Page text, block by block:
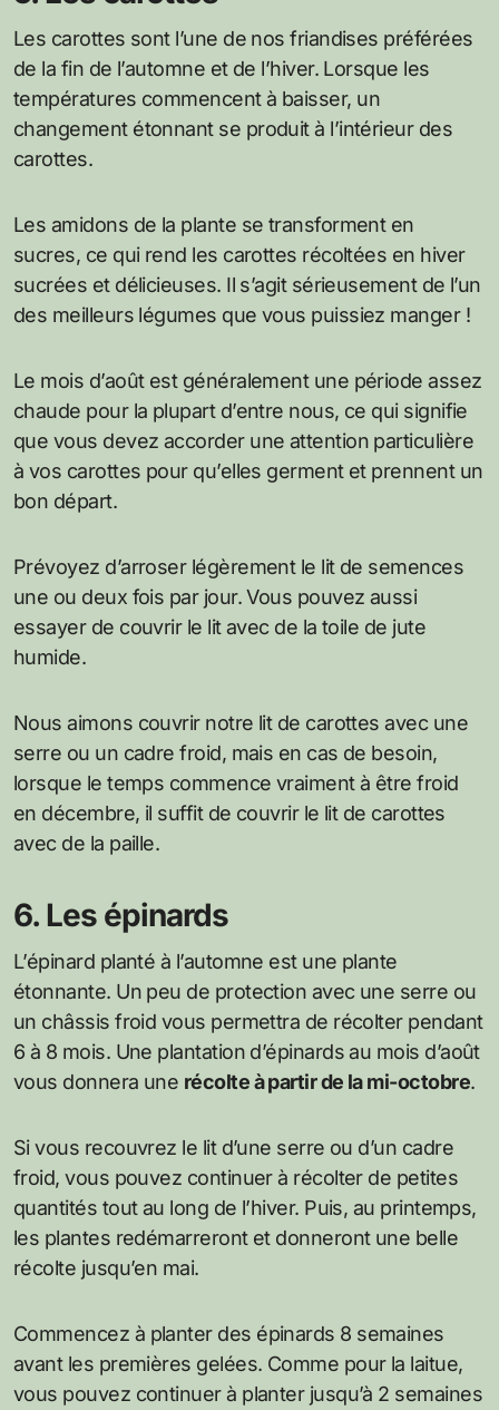
Les carottes sont l’une de nos friandises préférées
de la fin de l’automne et de l’hiver. Lorsque les
températures commencent à baisser, un
changement étonnant se produit à l’intérieur des
carottes.
Les amidons de la plante se transforment en
sucres, ce qui rend les carottes récoltées en hiver
sucrées et délicieuses. Il s’agit sérieusement de l’un
des meilleurs légumes que vous puissiez manger !
Le mois d’août est généralement une période assez
chaude pour la plupart d’entre nous, ce qui signifie
que vous devez accorder une attention particulière
à vos carottes pour qu’elles germent et prennent un
bon départ.
Prévoyez d’arroser légèrement le lit de semences
une ou deux fois par jour. Vous pouvez aussi
essayer de couvrir le lit avec de la toile de jute
humide.
Nous aimons couvrir notre lit de carottes avec une
serre ou un cadre froid, mais en cas de besoin,
lorsque le temps commence vraiment à être froid
en décembre, il suffit de couvrir le lit de carottes
avec de la paille.
6. Les épinards
L’épinard planté à l’automne est une plante
étonnante. Un peu de protection avec une serre ou
un châssis froid vous permettra de récolter pendant
6 à 8 mois. Une plantation d’épinards au mois d’août
vous donnera une récolte à partir de la mi-octobre.
Si vous recouvrez le lit d’une serre ou d’un cadre
froid, vous pouvez continuer à récolter de petites
quantités tout au long de l’hiver. Puis, au printemps,
les plantes redémarreront et donneront une belle
récolte jusqu’en mai.
Commencez à planter des épinards 8 semaines
avant les premières gelées. Comme pour la laitue,
vous pouvez continuer à planter jusqu’à 2 semaines